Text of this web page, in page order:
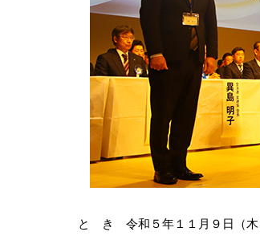
と き 令和５年１１月９日（木